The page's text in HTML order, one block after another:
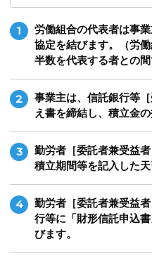
1
労働組合の代表者は事
協定を結びます。（労
半数を代表する者との間
2
事業主は、信託銀行等
え書を締結し、積立金
3
勤労者［委託者兼受益
積立期間等を記入した
4
勤労者［委託者兼受益
行等に「財形信託申込
びます。